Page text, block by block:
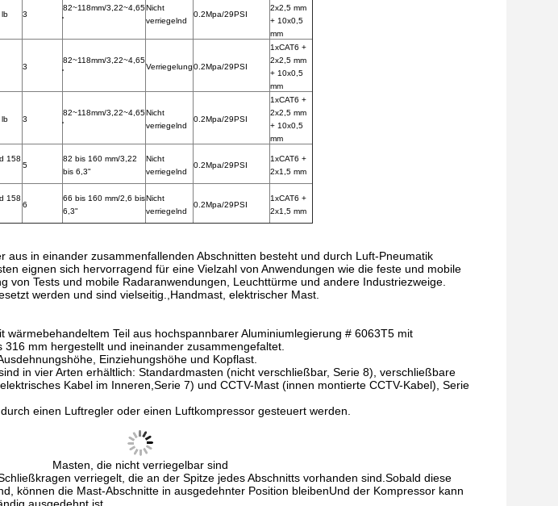
lb 3
82~118mm/3,22~4,65Nicht
verriegelnd
0.2Mpa/29PSI
2x2,5 mm
+ 10x0,5
mm
3
82~118mm/3,22~4,65
Verriegelung0.2Mpa/29PSI
1xCAT6 +
2x2,5 mm
+ 10x0,5
mm
lb 3
82~118mm/3,22~4,65Nicht
verriegelnd
0.2Mpa/29PSI
1xCAT6 +
2x2,5 mm
+ 10x0,5
mm
158
5
82 bis 160 mm/3,22
bis 6,3"
Nicht
verriegelnd
0.2Mpa/29PSI
1xCAT6 +
2x1,5 mm
158
6
66 bis 160 mm/2,6 bis
6,3"
Nicht
verriegelnd
0.2Mpa/29PSI
1xCAT6 +
2x1,5 mm
aus in einander zusammenfallenden Abschnitten besteht und durch Luft-Pneumatik
eignen sich hervorragend für eine Vielzahl von Anwendungen wie die feste und mobile
von Tests und mobile Radaranwendungen, Leuchttürme und andere Industriezweige.
werden und sind vielseitig.,Handmast, elektrischer Mast.
wärmebehandeltem Teil aus hochspannbarer Aluminiumlegierung # 6063T5 mit
mm hergestellt und ineinander zusammengefaltet.
Einziehungshöhe und Kopflast.
in vier Arten erhältlich: Standardmasten (nicht verschließbar, Serie 8), verschließbare
Kabel im Inneren,Serie 7) und CCTV-Mast (innen montierte CCTV-Kabel), Serie
einen Luftregler oder einen Luftkompressor gesteuert werden.
Masten, die nicht verriegelbar sind
verriegelt, die an der Spitze jedes Abschnitts vorhanden sind.Sobald diese
können die Mast-Abschnitte in ausgedehnter Position bleibenUnd der Kompressor kann